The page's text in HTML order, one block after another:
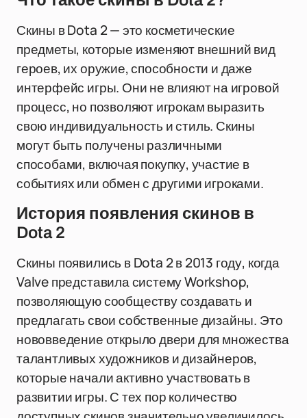
Скины в Dota 2 — это косметические
предметы, которые изменяют внешний вид
героев, их оружие, способности и даже
интерфейс игры. Они не влияют на игровой
процесс, но позволяют игрокам выразить
свою индивидуальность и стиль. Скины
могут быть получены различными
способами, включая покупку, участие в
событиях или обмен с другими игроками.
История появления скинов в
Dota 2
Скины появились в Dota 2 в 2013 году, когда
Valve представила систему Workshop,
позволяющую сообществу создавать и
предлагать свои собственные дизайны. Это
нововведение открыло двери для множества
талантливых художников и дизайнеров,
которые начали активно участвовать в
развитии игры. С тех пор количество